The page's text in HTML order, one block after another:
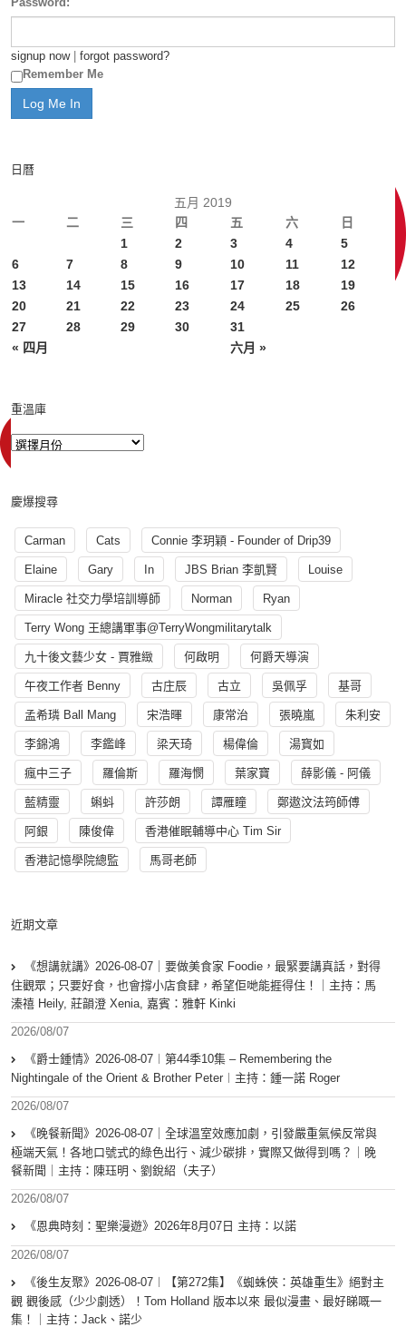
signup now| forgot password?
Remember Me
日曆
五月 2019
一
二 三 四 五 六 日
« 四月 六月 »
1 2 3 4
5
6
7 8 9 10 11
12
13
14 15 16 17 18
19
20
21 22 23 24 25
26
27
28 29 30 31
重溫庫
慶爆搜尋
Carman Cats Connie 李玥穎 - Founder of Drip39
Elaine Gary In JBS Brian 李凱賢 Louise
Miracle 社交力學培訓導師 Norman Ryan
Terry Wong 王總講軍事@TerryWongmilitarytalk
九十後文藝少女 - 賈雅緻 何啟明 何爵天導演
午夜工作者 Benny 古庄辰 古立 吳佩孚 基哥
孟希璘 Ball Mang 宋浩暉 康常治 張曉嵐 朱利安
李錦鴻 李鑑峰 梁天琦 楊偉倫 湯寳如
瘋中三子 羅倫斯 羅海憫 葉家寶 薛影儀 - 阿儀
藍精靈 蝌蚪 許莎朗 譚雁瞳 鄭遨汶法筠師傅
阿銀 陳俊偉 香港催眠輔導中心 Tim Sir
香港記憶學院總監 馬哥老師
近期文章
《想講就講》2026-08-07｜要做美食家 Foodie，最緊要講真話，對得
住觀眾；只要好食，也會撐小店食肆，希望佢哋能捱得住！｜主持：馬
溱禧 Heily, 莊韻澄 Xenia, 嘉賓：雅軒 Kinki
2026/08/07
《爵士鍾情》2026-08-07︱第44季10集 – Remembering the
Nightingale of the Orient & Brother Peter︱主持：鍾一諾 Roger
2026/08/07
《晚餐新聞》2026-08-07｜全球溫室效應加劇，引發嚴重氣候反常與
極端天氣！各地口號式的綠色出行、減少碳排，實際又做得到嗎？｜晚
餐新聞｜主持：陳珏明、劉銳紹（夫子）
2026/08/07
《恩典時刻：聖樂漫遊》2026年8月07日 主持：以諾
2026/08/07
《後生友聚》2026-08-07︱【第272集】《蜘蛛俠：英雄重生》絕對主
觀 觀後感（少少劇透）！Tom Holland 版本以來 最似漫畫、最好睇嘅一
集！｜主持：Jack、諾少